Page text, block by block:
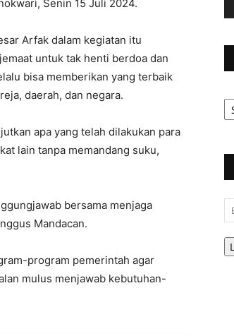
Senin 15 Juli 2024.
Arfak dalam kegiatan itu
untuk tak henti berdoa dan
bisa memberikan yang terbaik
daerah, dan negara.
apa yang telah dilakukan para
lain tanpa memandang suku,
bersama menjaga
Mandacan.
program pemerintah agar
mulus menjawab kebutuhan-